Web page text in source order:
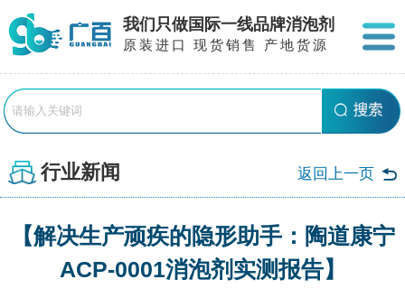
我们只做国际一线品牌消泡剂
原装进口 现货销售 产地货源
行业新闻 返回上一页
【解决生产顽疾的隐形助手：陶道康宁
ACP-0001消泡剂实测报告】